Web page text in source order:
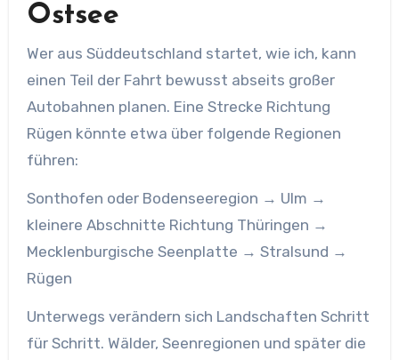
Ostsee
Wer aus Süddeutschland startet, wie ich, kann
einen Teil der Fahrt bewusst abseits großer
Autobahnen planen. Eine Strecke Richtung
Rügen könnte etwa über folgende Regionen
führen:
Sonthofen oder Bodenseeregion → Ulm →
kleinere Abschnitte Richtung Thüringen →
Mecklenburgische Seenplatte → Stralsund →
Rügen
Unterwegs verändern sich Landschaften Schritt
für Schritt. Wälder, Seenregionen und später die